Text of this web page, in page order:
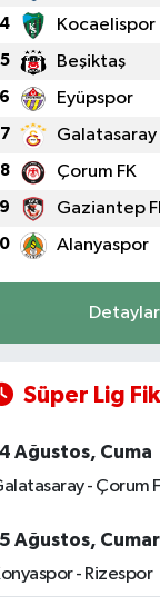
4 Kocaelispor
5 Beşiktaş
6 Eyüpspor
7 Galatasaray
8 Çorum FK
9 Gaziantep
Alanyaspor
Detaylar
Süper Lig
Ağustos, Cuma
- Çorum
Ağustos,
- Rizespor